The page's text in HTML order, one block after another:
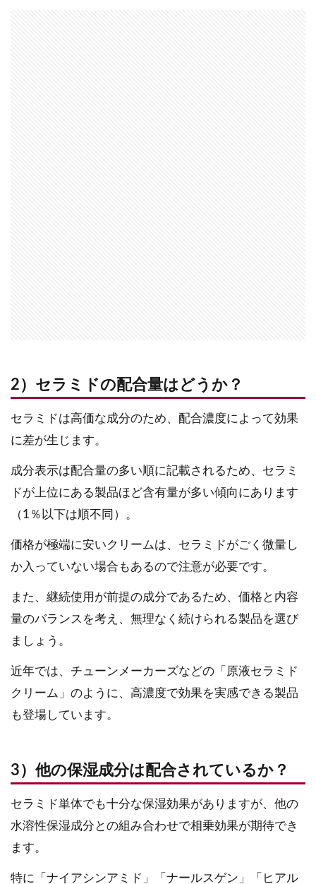
2）セラミドの配合量はどうか？
セラミドは高価な成分のため、配合濃度によって効果
に差が生じます。
成分表示は配合量の多い順に記載されるため、セラミ
ドが上位にある製品ほど含有量が多い傾向にあります
（1％以下は順不同）。
価格が極端に安いクリームは、セラミドがごく微量し
か入っていない場合もあるので注意が必要です。
また、継続使用が前提の成分であるため、価格と内容
量のバランスを考え、無理なく続けられる製品を選び
ましょう。
近年では、チューンメーカーズなどの「原液セラミド
クリーム」のように、高濃度で効果を実感できる製品
も登場しています。
3）他の保湿成分は配合されているか？
セラミド単体でも十分な保湿効果がありますが、他の
水溶性保湿成分との組み合わせで相乗効果が期待でき
ます。
特に「ナイアシンアミド」「ナールスゲン」「ヒアル